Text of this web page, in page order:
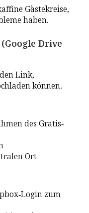
Gästekreise,
haben.
Drive
Link,
können.
des Gratis-
Ort
Login zum